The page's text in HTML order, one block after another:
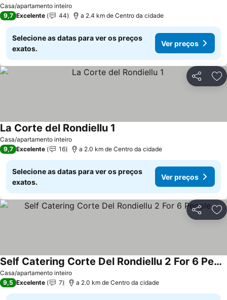
Casa/apartamento inteiro
9,7 Excelente 44 a 2.4 km de Centro da cidade
Selecione as datas para ver os preços
exatos.
Ver preços
Partilhar
Casa/apartamento inteiro
La Corte del Rondiellu 1
9,7 Excelente 16 a 2.0 km de Centro da cidade
Selecione as datas para ver os preços
exatos.
Ver preços
Partilhar
Casa/apartamento inteiro
Self Catering Corte Del Rondiellu 2 For 6 People
Ver preços
9,5 Excelente 7 a 2.0 km de Centro da cidade